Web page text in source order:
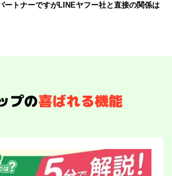
ートナーですがLINEヤフー社と直接の関係は
プの喜ばれる機能